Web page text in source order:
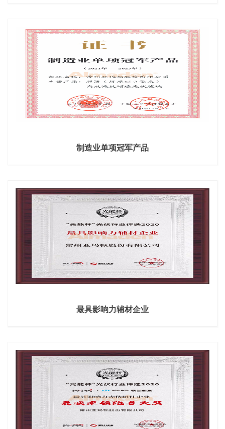
制造业单项冠军产品
最具影响力辅材企业